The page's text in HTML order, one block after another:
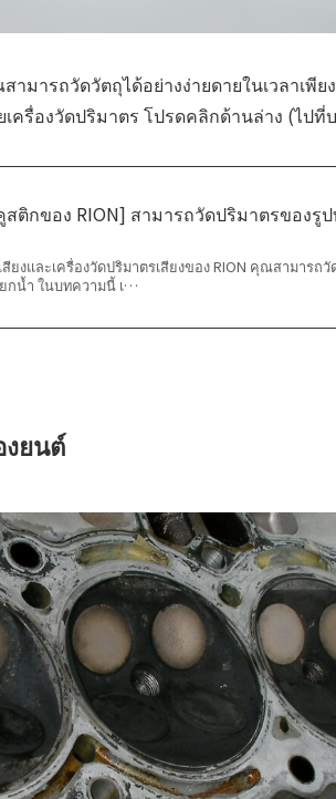
มารถวัดวัตถุได้อย่างง่ายดายในเวลาเพี
ครื่องวัดปริมาตร โปรดคลิกด้านล่าง (ไป
สติกของ RION] สามารถวัดปริมาตรของรู
ยงและเครื่องวัดปริมาตรเสียงของ RION คุณสามารถวั
กน้ำ ในบทความนี้ เ…
งยนต์